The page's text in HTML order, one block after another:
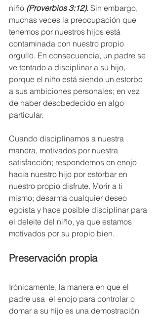
niño (Proverbios 3:12). Sin embargo,
muchas veces la preocupación que
tenemos por nuestros hijos está
contaminada con nuestro propio
orgullo. En consecuencia, un padre se
ve tentado a disciplinar a su hijo,
porque el niño está siendo un estorbo
a sus ambiciones personales; en vez
de haber desobedecido en algo
particular.
Cuando disciplinamos a nuestra
manera, motivados por nuestra
satisfacción; respondemos en enojo
hacia nuestro hijo por estorbar en
nuestro propio disfrute. Morir a ti
mismo; desarma cualquier deseo
egoísta y hace posible disciplinar para
el deleite del niño, ya que estamos
motivados por su propio bien.
Preservación propia
Irónicamente, la manera en que el
padre usa  el enojo para controlar o
domar a su hijo es una demostración